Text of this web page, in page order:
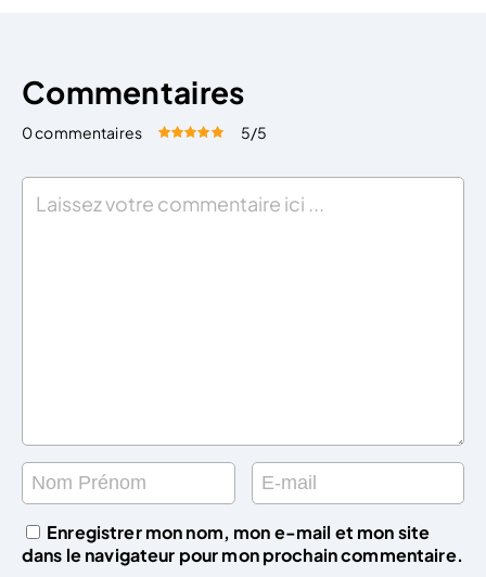
Commentaires
0 commentaires Évaluez cet article:
5/5
Enregistrer mon nom, mon e-mail et mon site
dans le navigateur pour mon prochain commentaire.